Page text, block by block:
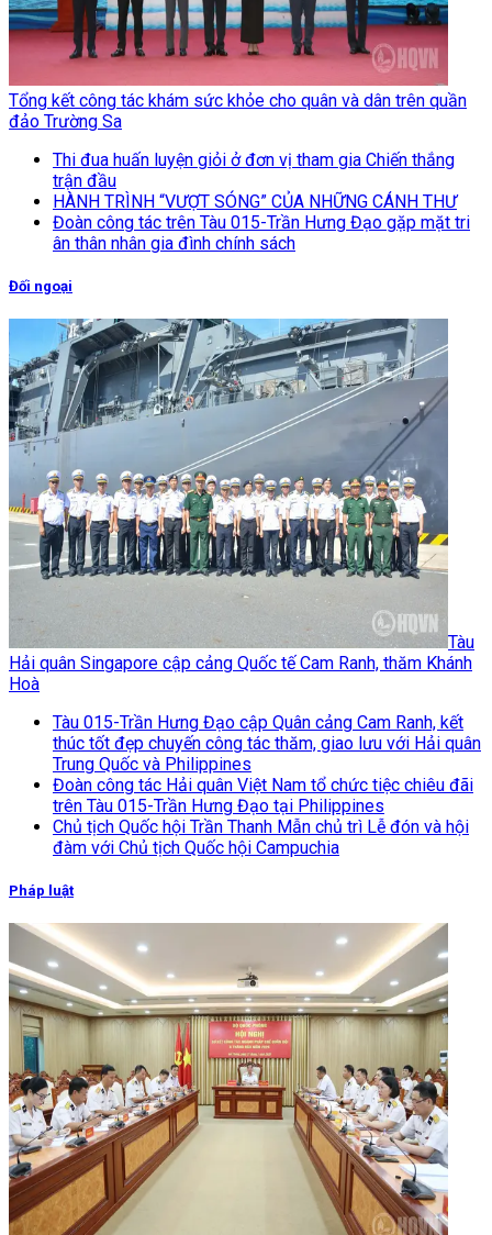
Tổng kết công tác khám sức khỏe cho quân và dân trên quần
đảo Trường Sa
Thi đua huấn luyện giỏi ở đơn vị tham gia Chiến thắng
trận đầu
HÀNH TRÌNH “VƯỢT SÓNG” CỦA NHỮNG CÁNH THƯ
Đoàn công tác trên Tàu 015-Trần Hưng Đạo gặp mặt tri
ân thân nhân gia đình chính sách
Đối ngoại
Tàu
Hải quân Singapore cập cảng Quốc tế Cam Ranh, thăm Khánh
Hoà
Tàu 015-Trần Hưng Đạo cập Quân cảng Cam Ranh, kết
thúc tốt đẹp chuyến công tác thăm, giao lưu với Hải quân
Trung Quốc và Philippines
Đoàn công tác Hải quân Việt Nam tổ chức tiệc chiêu đãi
trên Tàu 015-Trần Hưng Đạo tại Philippines
Chủ tịch Quốc hội Trần Thanh Mẫn chủ trì Lễ đón và hội
đàm với Chủ tịch Quốc hội Campuchia
Pháp luật